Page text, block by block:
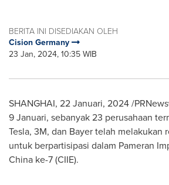
BERITA INI DISEDIAKAN OLEH
Cision Germany
23 Jan, 2024, 10:35 WIB
SHANGHAI, 22 Januari, 2024/
9 Januari, sebanyak 23 perusahaan
Tesla, 3M, dan Bayer telah melakukan
untuk berpartisipasi dalam Pameran
China ke-7 (CIIE).